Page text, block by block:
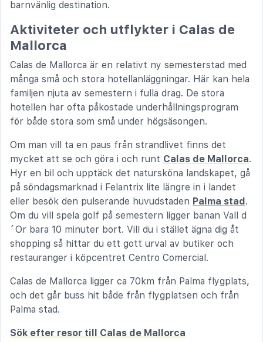
barnvänlig destination.
Aktiviteter och utflykter i Calas de
Mallorca
Calas de Mallorca är en relativt ny semesterstad med
många små och stora hotellanläggningar. Här kan hela
familjen njuta av semestern i fulla drag. De stora
hotellen har ofta påkostade underhållningsprogram
för både stora som små under högsäsongen.
Om man vill ta en paus från strandlivet finns det
mycket att se och göra i och runt Calas de Mallorca.
Hyr en bil och upptäck det natursköna landskapet, gå
på söndagsmarknad i Felantrix lite längre in i landet
eller besök den pulserande huvudstaden Palma stad.
Om du vill spela golf på semestern ligger banan Vall d
´Or bara 10 minuter bort. Vill du i stället ägna dig åt
shopping så hittar du ett gott urval av butiker och
restauranger i köpcentret Centro Comercial.
Calas de Mallorca ligger ca 70km från Palma flygplats,
och det går buss hit både från flygplatsen och från
Palma stad.
Sök efter resor till Calas de Mallorca